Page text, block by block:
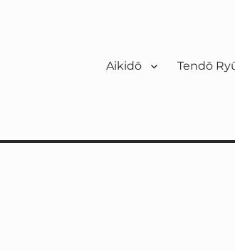
Aikidō Tendō